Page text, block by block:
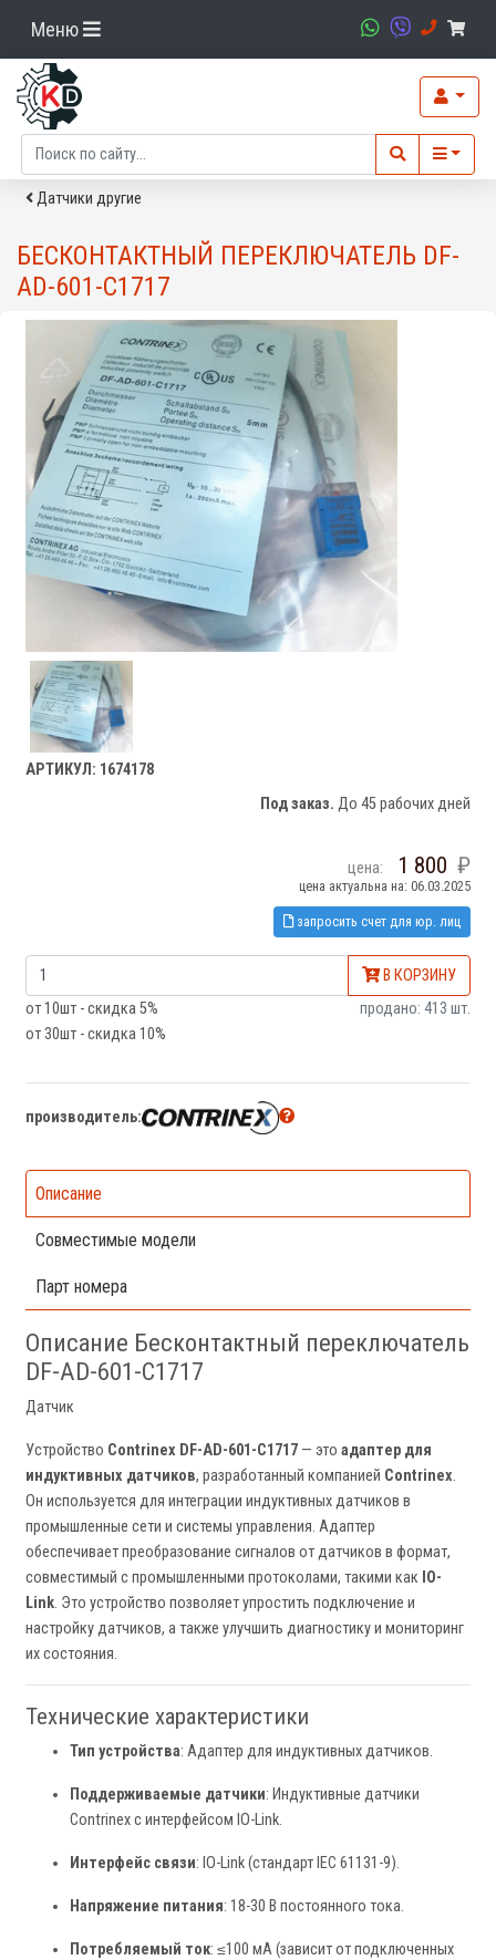
Меню
Датчики другие
БЕСКОНТАКТНЫЙ ПЕРЕКЛЮЧАТЕЛЬ DF-
AD-601-C1717
АРТИКУЛ: 1674178
Под заказ. До 45 рабочих дней
цена: 1 800
цена актуальна на: 06.03.2025
запросить счет для юр. лиц
В КОРЗИНУ
от 10шт - скидка 5%
от 30шт - скидка 10%
продано: 413 шт.
производитель:
Описание
Совместимые модели
Парт номера
Описание Бесконтактный переключатель
DF-AD-601-C1717
Датчик
Устройство Contrinex DF-AD-601-C1717 — это адаптер для
индуктивных датчиков, разработанный компанией Contrinex.
Он используется для интеграции индуктивных датчиков в
промышленные сети и системы управления. Адаптер
обеспечивает преобразование сигналов от датчиков в формат,
совместимый с промышленными протоколами, такими как IO-
Link. Это устройство позволяет упростить подключение и
настройку датчиков, а также улучшить диагностику и мониторинг
их состояния.
Технические характеристики
Тип устройства: Адаптер для индуктивных датчиков.
Поддерживаемые датчики: Индуктивные датчики
Contrinex с интерфейсом IO-Link.
Интерфейс связи: IO-Link (стандарт IEC 61131-9).
Напряжение питания: 18-30 В постоянного тока.
Потребляемый ток: ≤100 мА (зависит от подключенных